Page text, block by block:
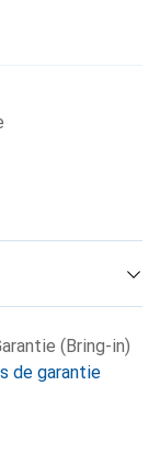
(Bring-in)
de garantie